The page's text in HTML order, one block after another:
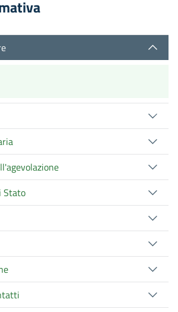
Stato